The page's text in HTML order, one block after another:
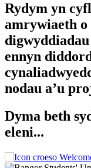
Rydym yn
amrywiaeth o
ennyn
nodau a’u
Dyma beth
eleni...